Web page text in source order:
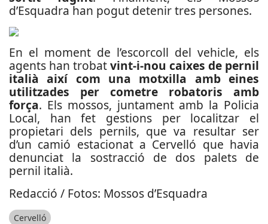
d’Esquadra han pogut detenir tres persones.
En el moment de l’escorcoll del vehicle, els
agents han trobatvint-i-nou caixes de pernil
italià així com una motxilla amb eines
utilitzades per cometre robatoris amb
força. Els mossos, juntament amb la Policia
Local, han fet gestions per localitzar el
propietari dels pernils, que va resultar ser
d’un camió estacionat a Cervelló que havia
denunciat la sostracció de dos palets de
pernil italià.
Redacció / Fotos: Mossos d’Esquadra
Cervelló